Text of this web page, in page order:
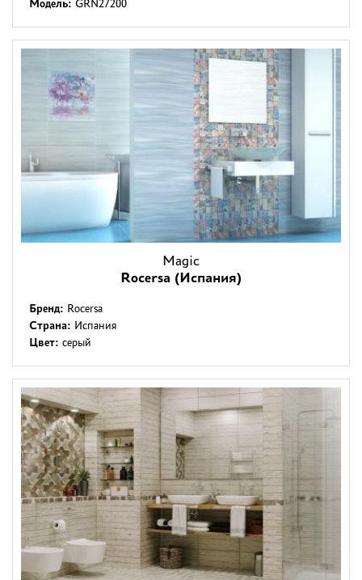
Модель: GRN27200
Magic
Rocersa (Испания)
Бренд: Rocersa
Страна: Испания
Цвет: серый